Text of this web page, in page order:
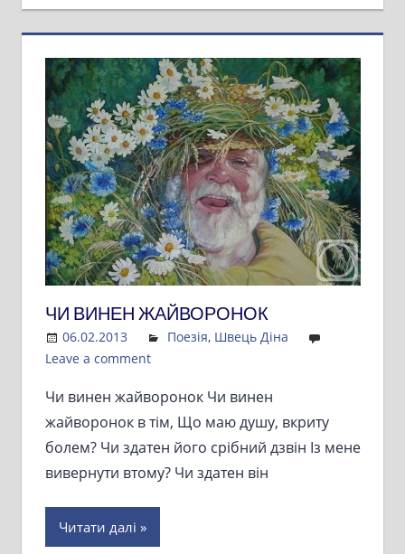
ЧИ ВИНЕН ЖАЙВОРОНОК
06.02.2013 Admin
Поезія, Швець Діна
Leave a comment
Чи винен жайворонок Чи винен
жайворонок в тім, Що маю душу, вкриту
болем? Чи здатен його срібний дзвін Із мене
вивернути втому? Чи здатен він
Читати далі